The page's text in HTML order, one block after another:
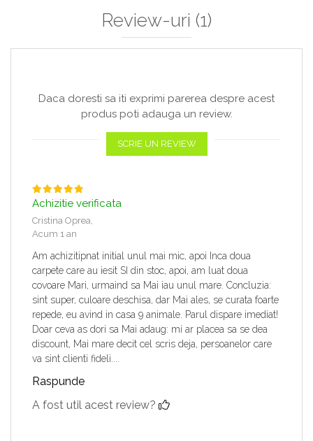
Review-uri (1)
Daca doresti sa iti exprimi parerea despre acest
produs poti adauga un review.
SCRIE UN REVIEW
Achizitie verificata
Cristina Oprea,
Acum 1 an
Am achizitipnat initial unul mai mic, apoi Inca doua
carpete care au iesit SI din stoc, apoi, am luat doua
covoare Mari, urmaind sa Mai iau unul mare. Concluzia:
sint super, culoare deschisa, dar Mai ales, se curata foarte
repede, eu avind in casa 9 animale. Parul dispare imediat!
Doar ceva as dori sa Mai adaug: mi ar placea sa se dea
discount, Mai mare decit cel scris deja, persoanelor care
va sint clienti fideli....
Raspunde
A fost util acest review?